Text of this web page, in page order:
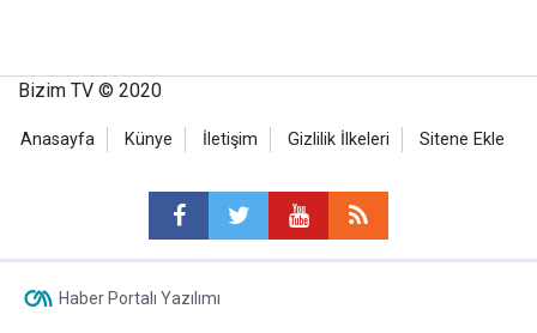
Bizim TV © 2020
Anasayfa Künye İletişim Gizlilik İlkeleri Sitene Ekle
Haber Portalı Yazılımı